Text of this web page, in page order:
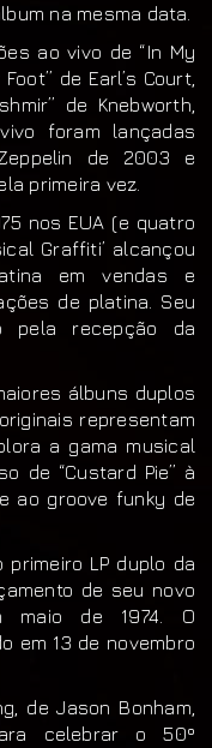
na mesma data.
ao vivo de “In My
de Earl’s Court,
de Knebworth,
foram lançadas
de 2003 e
primeira vez.
nos EUA (e quatro
Graffiti’ alcançou
em vendas e
de platina. Seu
pela recepção da
álbuns duplos
representam
a gama musical
de “Custard Pie” à
ao groove funky de
primeiro LP duplo da
de seu novo
maio de 1974. O
em 13 de novembro
de Jason Bonham,
celebrar o 50º